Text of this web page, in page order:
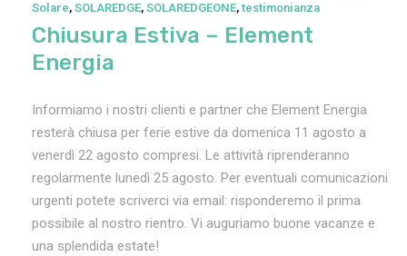
Solare, SOLAREDGE, SOLAREDGEONE, testimonianza
Chiusura Estiva – Element
Energia
Informiamo i nostri clienti e partner che Element Energia
resterà chiusa per ferie estive da domenica 11 agosto a
venerdì 22 agosto compresi. Le attività riprenderanno
regolarmente lunedì 25 agosto. Per eventuali comunicazioni
urgenti potete scriverci via email: risponderemo il prima
possibile al nostro rientro. Vi auguriamo buone vacanze e
una splendida estate!